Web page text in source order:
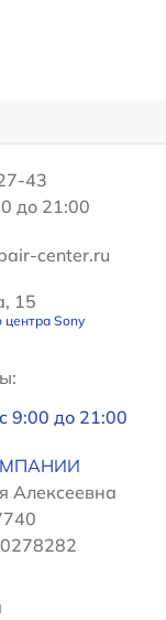
43
до 21:00
center.ru
15
центра Sony
9:00 до 21:00
Алексеевна